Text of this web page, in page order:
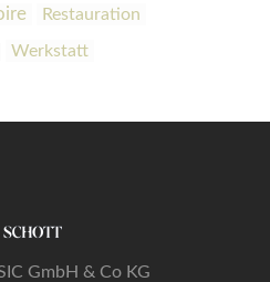
Restauration
Werkstatt
GmbH & Co KG